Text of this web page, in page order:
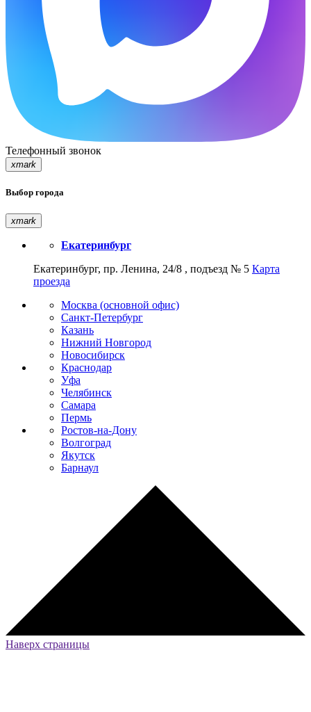
Телефонный звонок
xmark
Выбор города
xmark
Екатеринбург
Екатеринбург, пр. Ленина, 24/8 , подъезд № 5 Карта
проезда
Москва (основной офис)
Санкт-Петербург
Казань
Нижний Новгород
Новосибирск
Краснодар
Уфа
Челябинск
Самара
Пермь
Ростов-на-Дону
Волгоград
Якутск
Барнаул
Наверх страницы